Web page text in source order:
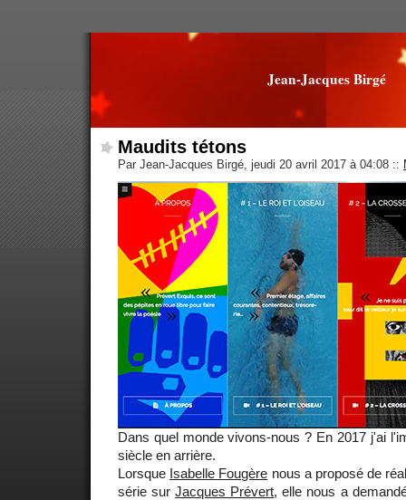
Jean-Jacques Birgé
Maudits tétons
Par Jean-Jacques Birgé, jeudi 20 avril 2017 à 04:08 ::
Dans quel monde vivons-nous ? En 2017 j'ai
siècle en arrière.
Lorsque Isabelle Fougère nous a proposé de
série surJacques Prévert, elle nous a